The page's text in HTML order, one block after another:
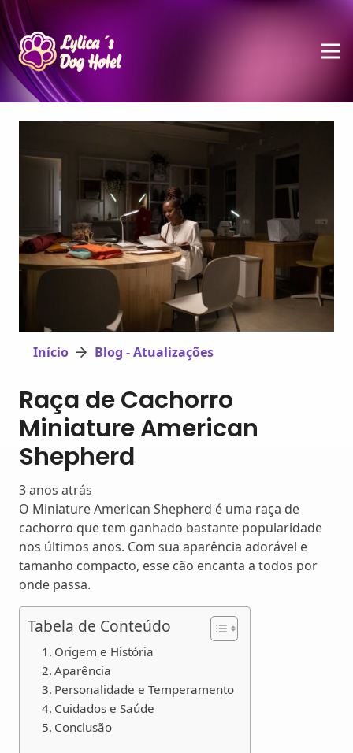
Início Blog - Atualizações
Raça de Cachorro
Miniature American
Shepherd
3 anos atrás
O Miniature American Shepherd é uma raça de
cachorro que tem ganhado bastante popularidade
nos últimos anos. Com sua aparência adorável e
tamanho compacto, esse cão encanta a todos por
onde passa.
Tabela de Conteúdo
Origem e História
Aparência
Personalidade e Temperamento
Cuidados e Saúde
Conclusão